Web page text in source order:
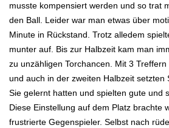
musste kompensiert werden und so trat
den Ball. Leider war man etwas über
Minute in Rückstand. Trotz alledem
munter auf. Bis zur Halbzeit kam man
zu unzähligen Torchancen. Mit 3
und auch in der zweiten Halbzeit setzten
Sie gelernt hatten und spielten gute und
Diese Einstellung auf dem Platz brachte
frustrierte Gegenspieler. Selbst nach